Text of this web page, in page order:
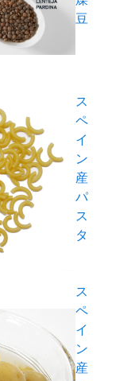
豆
ス
ペ
イ
ン
産
パ
ス
タ
ス
ペ
イ
ン
産